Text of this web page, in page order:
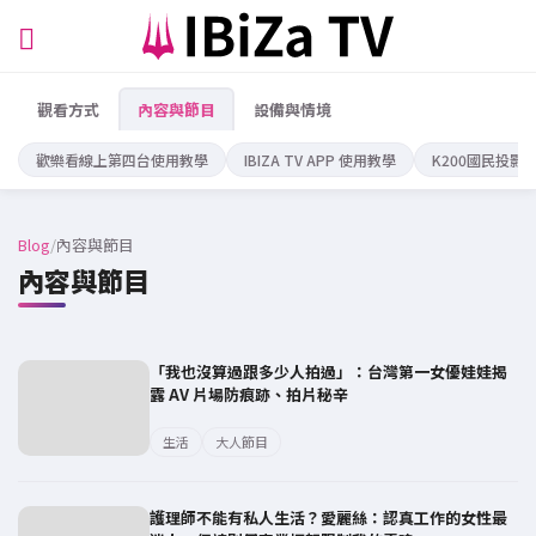
觀看方式 內容與節目 設備與情境
歡樂看線上第四台使用教學 IBIZA TV APP 使用教學 K200國民投影
Blog/內容與節目
內容與節目
「我也沒算過跟多少人拍過」：台灣第一女優娃娃揭
露 AV 片場防痕跡、拍片秘辛
生活 大人節目
護理師不能有私人生活？愛麗絲：認真工作的女性最